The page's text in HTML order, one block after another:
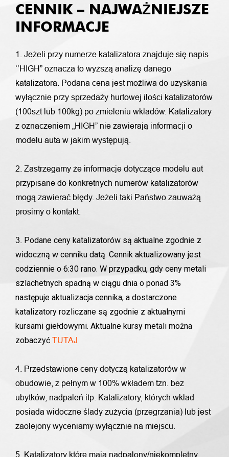
CENNIK – NAJWAŻNIEJSZE
INFORMACJE
1. Jeżeli przy numerze katalizatora znajduje się napis
‘’HIGH” oznacza to wyższą analizę danego
katalizatora. Podana cena jest możliwa do uzyskania
wyłącznie przy sprzedaży hurtowej ilości katalizatorów
(100szt lub 100kg) po zmieleniu wkładów. Katalizatory
z oznaczeniem „HIGH” nie zawierają informacji o
modelu auta w jakim występują.
2. Zastrzegamy że informacje dotyczące modelu aut
przypisane do konkretnych numerów katalizatorów
mogą zawierać błędy. Jeżeli taki Państwo zauważą
prosimy o kontakt.
3. Podane ceny katalizatorów są aktualne zgodnie z
widoczną w cenniku datą. Cennik aktualizowany jest
codziennie o 6:30 rano. W przypadku, gdy ceny metali
szlachetnych spadną w ciągu dnia o ponad 3%
następuje aktualizacja cennika, a dostarczone
katalizatory rozliczane są zgodnie z aktualnymi
kursami giełdowymi. Aktualne kursy metali można
zobaczyć TUTAJ
4. Przedstawione ceny dotyczą katalizatorów w
obudowie, z pełnym w 100% wkładem tzn. bez
ubytków, nadpaleń itp. Katalizatory, których wkład
posiada widoczne ślady zużycia (przegrzania) lub jest
zaolejony wyceniamy wyłącznie na miejscu.
5. Katalizatory które mają nadpalony/niekompletny